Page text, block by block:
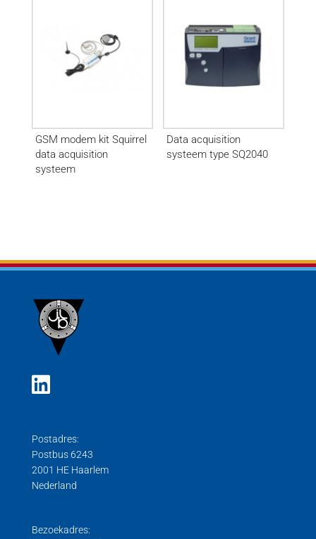
GSM modem kit Squirrel
data acquisition
systeem
Data acquisition
systeem type SQ2040
Postadres:
Postbus 6243
2001 HE Haarlem
Nederland
Bezoekadres: